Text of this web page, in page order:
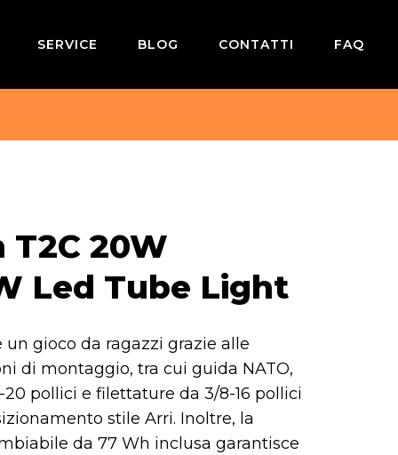
SERVICE BLOG CONTATTI FAQ
T2C 20W
Led Tube Light
un gioco da ragazzi grazie alle
di montaggio, tra cui guida NATO,
pollici e filettature da 3/8-16 pollici
stile Arri. Inoltre, la
da 77 Wh inclusa garantisce